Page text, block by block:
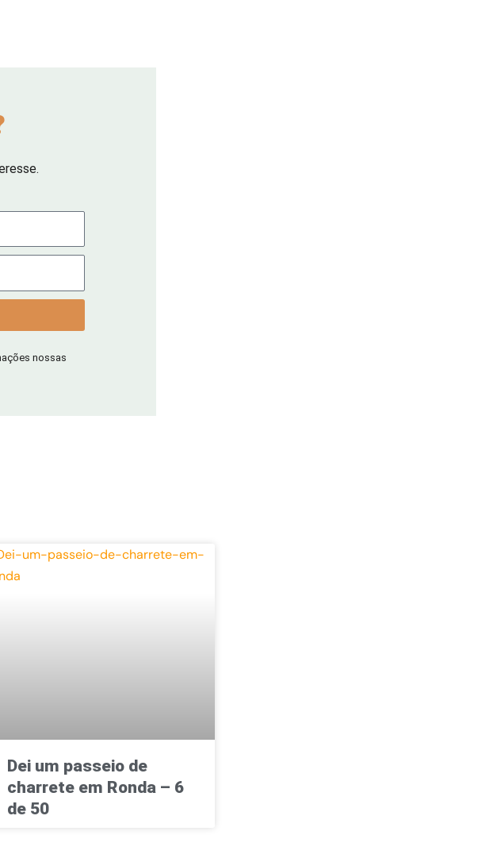
nossas
Dei um passeio de
charrete em Ronda – 6
de 50